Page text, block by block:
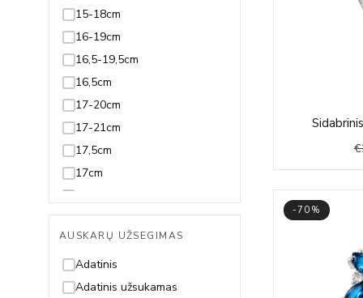
Hematitas
Juodmedis
Juvelyrinė emalė
Koralas
Kvarcas
Lazuritas
Malachitas
Nefritas
Oniksas
Opalas
Perlas ir Perlamutras
Piritas
15-18cm
16-19cm
16,5-19,5cm
16,5cm
17-20cm
17-21cm
17,5cm
17cm
18-21cm
18-22cm
18,5-21,5cm
18,5-23,5cm
AUSKARŲ UŽSEGIMAS
Adatinis
Adatinis užsukamas
€
-70%